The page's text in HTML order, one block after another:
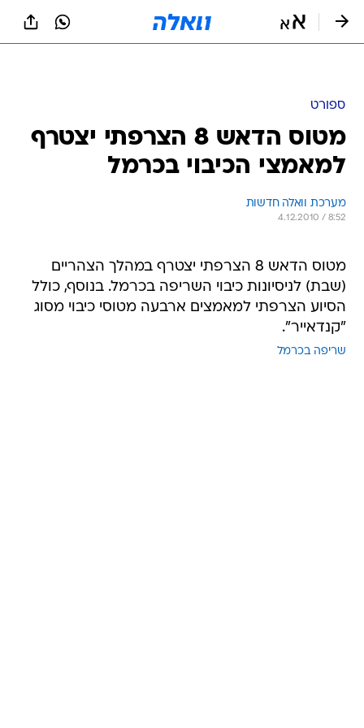
ספורט
מטוס הדאש 8 הצרפתי יצטרף
למאמצי הכיבוי בכרמל
מערכת וואלה חדשות
4.12.2010 / 8:52
מטוס הדאש 8 הצרפתי יצטרף במהלך הצהריים
(שבת) לניסיונות כיבוי השריפה בכרמל. בנוסף, כולל
הסיוע הצרפתי למאמצים ארבעה מטוסי כיבוי מסוג
"קנדאייר".
שריפה בכרמל